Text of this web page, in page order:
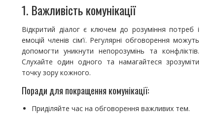
1. Важливість комунікації
Відкритий діалог є ключем до розуміння потреб і
емоцій членів сім’ї. Регулярні обговорення можуть
допомогти уникнути непорозумінь та конфліктів.
Слухайте один одного та намагайтеся зрозуміти
точку зору кожного.
Поради для покращення комунікації:
Приділяйте час на обговорення важливих тем.